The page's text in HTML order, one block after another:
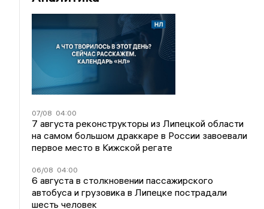
07/08 04:00
7 августа реконструкторы из Липецкой области
на самом большом драккаре в России завоевали
первое место в Кижской регате
06/08 04:00
6 августа в столкновении пассажирского
автобуса и грузовика в Липецке пострадали
шесть человек